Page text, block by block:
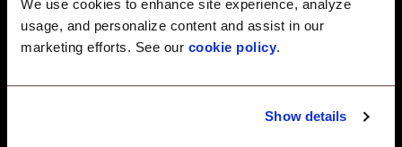
We use cookies to enhance site experience, analyze
usage, and personalize content and assist in our
marketing efforts. See our cookie policy.
Show details